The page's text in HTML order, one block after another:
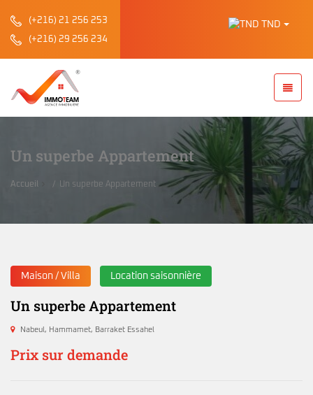
(+216) 21 256 253
(+216) 29 256 234
TND
Un superbe Appartement
Accueil Un superbe Appartement
Maison / Villa Location saisonnière
Un superbe Appartement
Nabeul , Hammamet, Barraket Essahel
Prix sur demande